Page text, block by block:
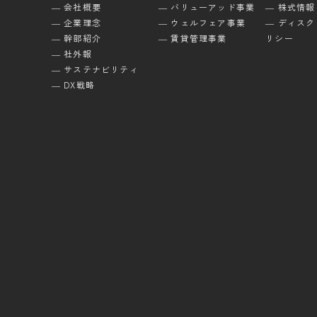
― 会社概要
― 企業理念
― 幹部紹介
― 社外報
― サステナビリティ
― DX戦略
― バリューアッド事業
― ウェルフェア事業
― 賃貸管理事業
― 株式情報
― ディスク
リシー